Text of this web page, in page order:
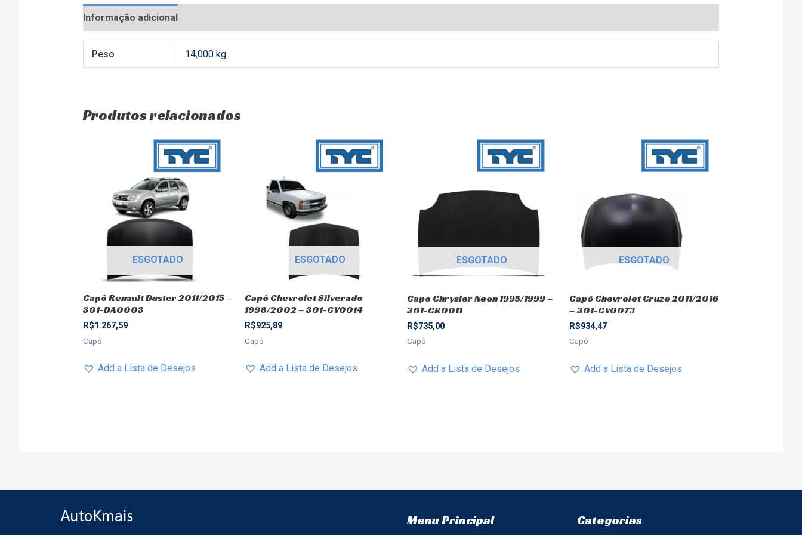
Informação adicional
Peso 14,000 kg
Produtos relacionados
ESGOTADO
Capô Renault Duster 2011/2015 –
301-DA0003
R$1.267,59
Capô
Add a Lista de Desejos
ESGOTADO
Capô Chevrolet Silverado
1998/2002 – 301-CV0014
R$925,89
Capô
Add a Lista de Desejos
ESGOTADO
Capo Chrysler Neon 1995/1999 –
301-CR0011
R$735,00
Capô
Add a Lista de Desejos
ESGOTADO
Capô Chevrolet Cruze 2011/2016
– 301-CV0073
R$934,47
Capô
Add a Lista de Desejos
AutoKmais Menu Principal Categorias